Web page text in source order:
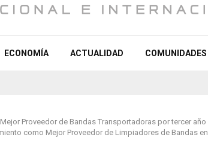
ECONOMÍA ACTUALIDAD COMUNIDADES
Proveedor de Bandas Transportadoras por tercer
como Mejor Proveedor de Limpiadores de Bandas